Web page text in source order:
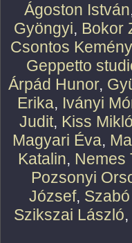
Ágoston István
Gyöngyi, Bokor
Csontos
Geppetto
Árpád Hunor,
Erika, Iványi
Judit, Kiss
Magyari Éva,
Katalin, Nemes
Pozsonyi
József,
Szikszai László,